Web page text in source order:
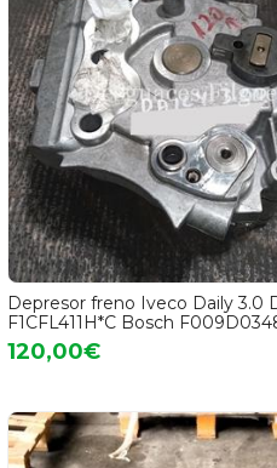
Depresor freno Iveco Daily 3.0
F1CFL411H*C Bosch
120,00€